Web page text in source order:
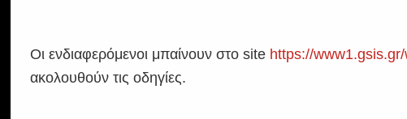
Οι ενδιαφερόμενοι μπαίνουν στο site https://
ακολουθούν τις οδηγίες.